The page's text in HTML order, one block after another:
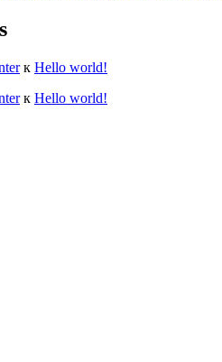
к Hello world!
к Hello world!